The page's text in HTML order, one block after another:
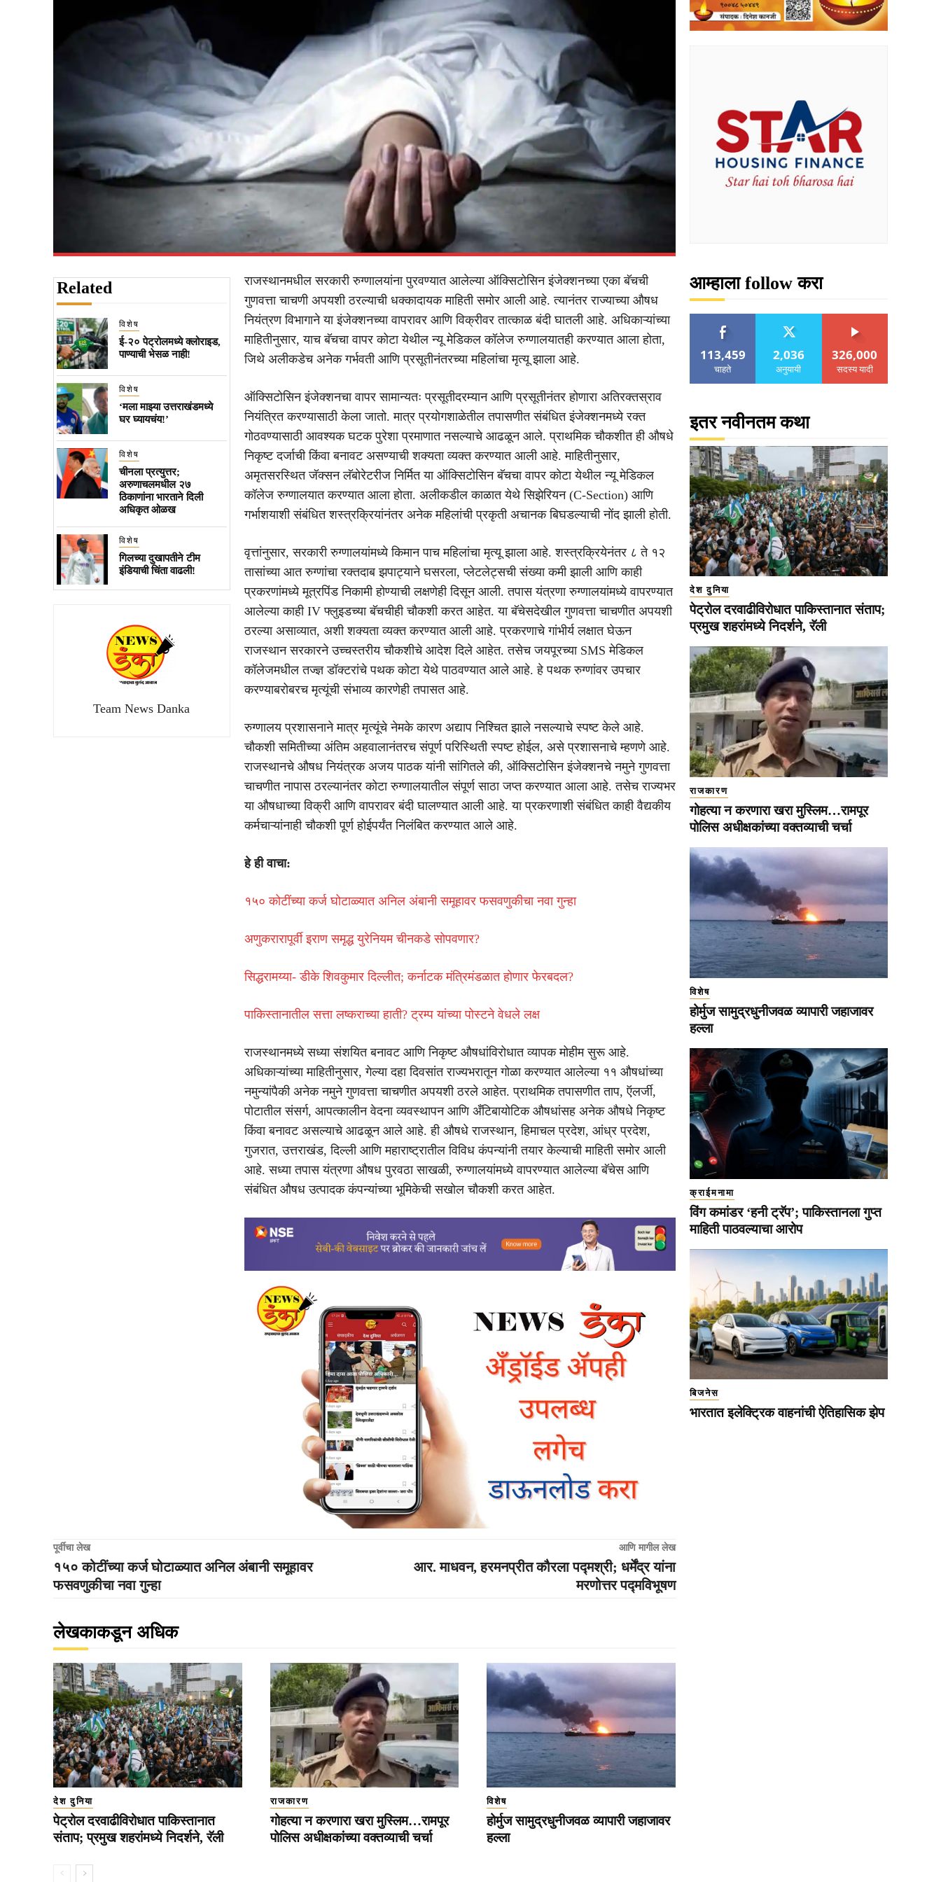
Related
विशेष
ई-२० पेट्रोलमध्ये क्लोराइड,
पाण्याची भेसळ नाही!
विशेष
‘मला माझ्या उत्तराखंडमध्ये
घर घ्यायचंय!’
विशेष
चीनला प्रत्युत्तर;
अरुणाचलमधील २७
ठिकाणांना भारताने दिली
अधिकृत ओळख
विशेष
गिलच्या दुखापतीने टीम
इंडियाची चिंता वाढली!
Team News Danka
राजस्थानमधील सरकारी रुग्णालयांना पुरवण्यात आलेल्या ऑक्सिटोसिन इंजेक्शनच्या एका बॅचची
गुणवत्ता चाचणी अपयशी ठरल्याची धक्कादायक माहिती समोर आली आहे. त्यानंतर राज्याच्या औषध
नियंत्रण विभागाने या इंजेक्शनच्या वापरावर आणि विक्रीवर तात्काळ बंदी घातली आहे. अधिकाऱ्यांच्या
माहितीनुसार, याच बॅचचा वापर कोटा येथील न्यू मेडिकल कॉलेज रुग्णालयातही करण्यात आला होता,
जिथे अलीकडेच अनेक गर्भवती आणि प्रसूतीनंतरच्या महिलांचा मृत्यू झाला आहे.
ऑक्सिटोसिन इंजेक्शनचा वापर सामान्यतः प्रसूतीदरम्यान आणि प्रसूतीनंतर होणारा अतिरक्तस्राव
नियंत्रित करण्यासाठी केला जातो. मात्र प्रयोगशाळेतील तपासणीत संबंधित इंजेक्शनमध्ये रक्त
गोठवण्यासाठी आवश्यक घटक पुरेशा प्रमाणात नसल्याचे आढळून आले. प्राथमिक चौकशीत ही औषधे
निकृष्ट दर्जाची किंवा बनावट असण्याची शक्यता व्यक्त करण्यात आली आहे. माहितीनुसार,
अमृतसरस्थित जॅक्सन लॅबोरेटरीज निर्मित या ऑक्सिटोसिन बॅचचा वापर कोटा येथील न्यू मेडिकल
कॉलेज रुग्णालयात करण्यात आला होता. अलीकडील काळात येथे सिझेरियन (C-Section) आणि
गर्भाशयाशी संबंधित शस्त्रक्रियांनंतर अनेक महिलांची प्रकृती अचानक बिघडल्याची नोंद झाली होती.
वृत्तांनुसार, सरकारी रुग्णालयांमध्ये किमान पाच महिलांचा मृत्यू झाला आहे. शस्त्रक्रियेनंतर ८ ते १२
तासांच्या आत रुग्णांचा रक्तदाब झपाट्याने घसरला, प्लेटलेट्सची संख्या कमी झाली आणि काही
प्रकरणांमध्ये मूत्रपिंड निकामी होण्याची लक्षणेही दिसून आली. तपास यंत्रणा रुग्णालयांमध्ये वापरण्यात
आलेल्या काही IV फ्लुइडच्या बॅचचीही चौकशी करत आहेत. या बॅचेसदेखील गुणवत्ता चाचणीत अपयशी
ठरल्या असाव्यात, अशी शक्यता व्यक्त करण्यात आली आहे. प्रकरणाचे गांभीर्य लक्षात घेऊन
राजस्थान सरकारने उच्चस्तरीय चौकशीचे आदेश दिले आहेत. तसेच जयपूरच्या SMS मेडिकल
कॉलेजमधील तज्ज्ञ डॉक्टरांचे पथक कोटा येथे पाठवण्यात आले आहे. हे पथक रुग्णांवर उपचार
करण्याबरोबरच मृत्यूंची संभाव्य कारणेही तपासत आहे.
रुग्णालय प्रशासनाने मात्र मृत्यूंचे नेमके कारण अद्याप निश्चित झाले नसल्याचे स्पष्ट केले आहे.
चौकशी समितीच्या अंतिम अहवालानंतरच संपूर्ण परिस्थिती स्पष्ट होईल, असे प्रशासनाचे म्हणणे आहे.
राजस्थानचे औषध नियंत्रक अजय पाठक यांनी सांगितले की, ऑक्सिटोसिन इंजेक्शनचे नमुने गुणवत्ता
चाचणीत नापास ठरल्यानंतर कोटा रुग्णालयातील संपूर्ण साठा जप्त करण्यात आला आहे. तसेच राज्यभर
या औषधाच्या विक्री आणि वापरावर बंदी घालण्यात आली आहे. या प्रकरणाशी संबंधित काही वैद्यकीय
कर्मचाऱ्यांनाही चौकशी पूर्ण होईपर्यंत निलंबित करण्यात आले आहे.
हे ही वाचा:
१५० कोटींच्या कर्ज घोटाळ्यात अनिल अंबानी समूहावर फसवणुकीचा नवा गुन्हा
अणुकरारापूर्वी इराण समृद्ध युरेनियम चीनकडे सोपवणार?
सिद्धरामय्या- डीके शिवकुमार दिल्लीत; कर्नाटक मंत्रिमंडळात होणार फेरबदल?
पाकिस्तानातील सत्ता लष्कराच्या हाती? ट्रम्प यांच्या पोस्टने वेधले लक्ष
राजस्थानमध्ये सध्या संशयित बनावट आणि निकृष्ट औषधांविरोधात व्यापक मोहीम सुरू आहे.
अधिकाऱ्यांच्या माहितीनुसार, गेल्या दहा दिवसांत राज्यभरातून गोळा करण्यात आलेल्या ११ औषधांच्या
नमुन्यांपैकी अनेक नमुने गुणवत्ता चाचणीत अपयशी ठरले आहेत. प्राथमिक तपासणीत ताप, ऍलर्जी,
पोटातील संसर्ग, आपत्कालीन वेदना व्यवस्थापन आणि अँटिबायोटिक औषधांसह अनेक औषधे निकृष्ट
किंवा बनावट असल्याचे आढळून आले आहे. ही औषधे राजस्थान, हिमाचल प्रदेश, आंध्र प्रदेश,
गुजरात, उत्तराखंड, दिल्ली आणि महाराष्ट्रातील विविध कंपन्यांनी तयार केल्याची माहिती समोर आली
आहे. सध्या तपास यंत्रणा औषध पुरवठा साखळी, रुग्णालयांमध्ये वापरण्यात आलेल्या बॅचेस आणि
संबंधित औषध उत्पादक कंपन्यांच्या भूमिकेची सखोल चौकशी करत आहेत.
पूर्वीचा लेख
१५० कोटींच्या कर्ज घोटाळ्यात अनिल अंबानी समूहावर
फसवणुकीचा नवा गुन्हा
आणि मागील लेख
आर. माधवन, हरमनप्रीत कौरला पद्मश्री; धर्मेंद्र यांना
मरणोत्तर पद्मविभूषण
लेखकाकडून अधिक
देश दुनिया
पेट्रोल दरवाढीविरोधात पाकिस्तानात
संताप; प्रमुख शहरांमध्ये निदर्शने, रॅली
राजकारण
गोहत्या न करणारा खरा मुस्लिम…रामपूर
पोलिस अधीक्षकांच्या वक्तव्याची चर्चा
विशेष
होर्मुज सामुद्रधुनीजवळ व्यापारी जहाजावर
हल्ला
आम्हाला follow करा
113,459
चाहते
2,036
अनुयायी
326,000
सदस्य यादी
इतर नवीनतम कथा
देश दुनिया
पेट्रोल दरवाढीविरोधात पाकिस्तानात संताप;
प्रमुख शहरांमध्ये निदर्शने, रॅली
राजकारण
गोहत्या न करणारा खरा मुस्लिम…रामपूर
पोलिस अधीक्षकांच्या वक्तव्याची चर्चा
विशेष
होर्मुज सामुद्रधुनीजवळ व्यापारी जहाजावर
हल्ला
क्राईमनामा
विंग कमांडर ‘हनी ट्रॅप’; पाकिस्तानला गुप्त
माहिती पाठवल्याचा आरोप
बिजनेस
भारतात इलेक्ट्रिक वाहनांची ऐतिहासिक झेप